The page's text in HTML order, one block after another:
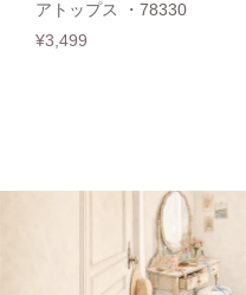
アトップス ・78330
¥3,499